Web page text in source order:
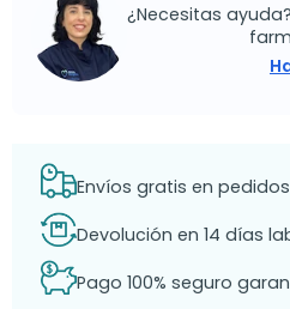
¿Necesitas
Envíos gratis en
Devolución en 14 días
Pago 100% seguro